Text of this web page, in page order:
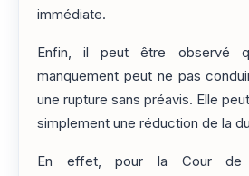
immédiate.
Enfin, il peut être observé
manquement peut ne pas
une rupture sans préavis. Elle
simplement une réduction de la
En effet, pour la Cour de